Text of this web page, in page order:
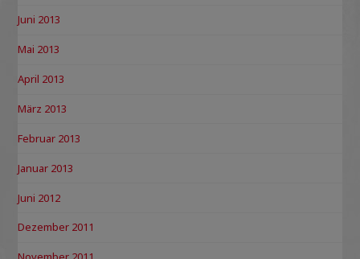
Juni 2013
Mai 2013
April 2013
März 2013
Februar 2013
Januar 2013
Juni 2012
Dezember 2011